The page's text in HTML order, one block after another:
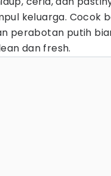
keluarga. Cocok
perabotan putih
dan fresh.